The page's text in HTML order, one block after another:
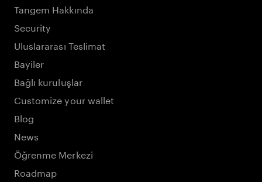
Tangem Hakkında
Security
Uluslararası Teslimat
Bayiler
Bağlı kuruluşlar
Customize your wallet
Blog
News
Öğrenme Merkezi
Roadmap